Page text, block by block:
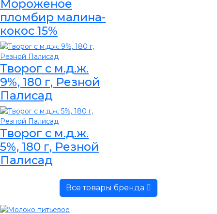
Мороженое
пломбир малина-
кокос 15%
Творог с м.д.ж.
9%, 180 г, Резной
Палисад
Творог с м.д.ж.
5%, 180 г, Резной
Палисад
Все товары бренда